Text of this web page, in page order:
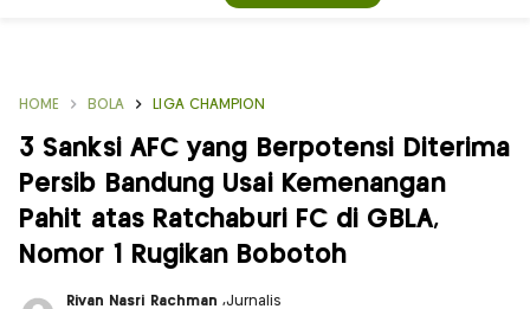
HOME BOLA LIGA CHAMPION
3 Sanksi AFC yang Berpotensi Diterima
Persib Bandung Usai Kemenangan
Pahit atas Ratchaburi FC di GBLA,
Nomor 1 Rugikan Bobotoh
Rivan Nasri Rachman ,Jurnalis